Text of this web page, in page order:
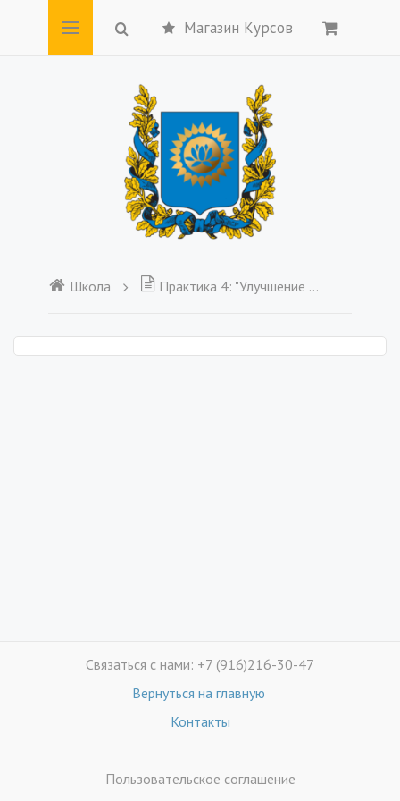
Магазин Курсов
Школа Практика 4: "Улучшение проводимости энергии на земном потоке"
Связаться с нами: +7 (916)216-30-47
Вернуться на главную
Контакты
Пользовательское соглашение